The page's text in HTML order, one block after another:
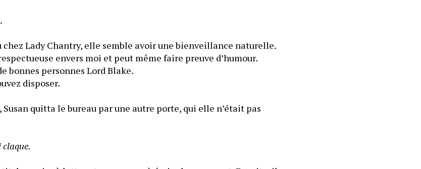
chez Lady Chantry, elle semble avoir une bienveillance naturelle.
envers moi et peut même faire preuve d’humour.
bonnes personnes Lord Blake.
disposer.
quitta le bureau par une autre porte, qui elle n’était pas
claque.